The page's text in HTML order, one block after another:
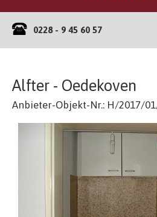
0228 - 9 45 60 57
Alfter - Oedekoven
Anbieter-Objekt-Nr.: H/2017/